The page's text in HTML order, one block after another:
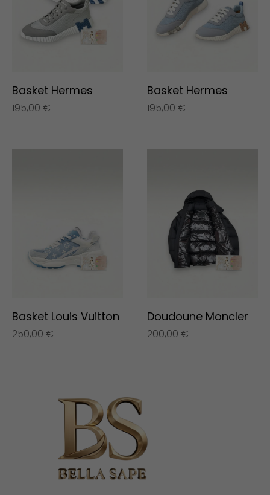
Basket Hermes
195,00 €
Basket Hermes
195,00 €
Basket Louis Vuitton
250,00 €
Doudoune Moncler
200,00 €